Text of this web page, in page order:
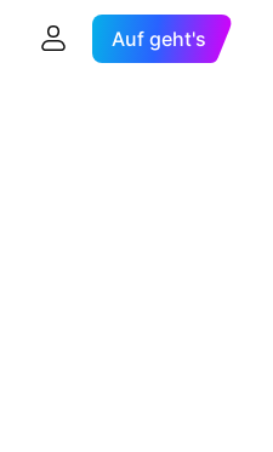
Auf geht's